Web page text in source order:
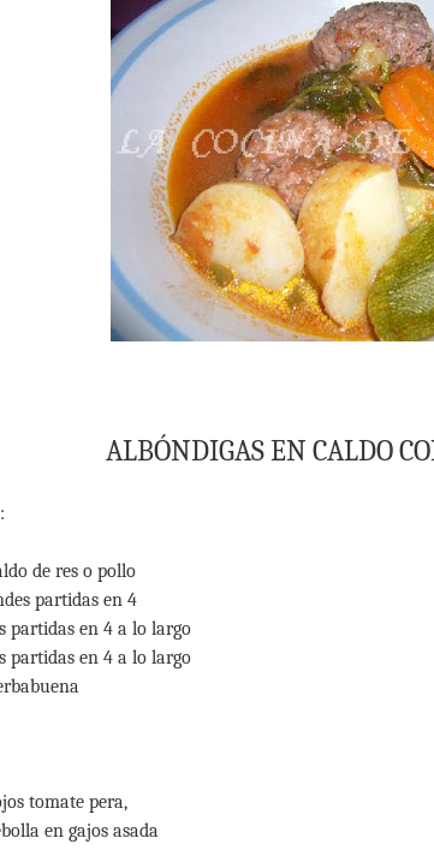
ALBÓNDIGAS EN CALDO
de res o pollo
partidas en 4
partidas en 4 a lo largo
partidas en 4 a lo largo
tomate pera,
en gajos asada